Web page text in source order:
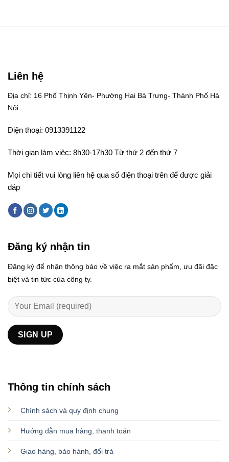
Liên hệ
Địa chỉ: 16 Phố Thịnh Yên- Phường Hai Bà Trưng- Thành Phố Hà
Nội.
Điện thoại: 0913391122
Thời gian làm việc: 8h30-17h30 Từ thứ 2 đến thứ 7
Mọi chi tiết vui lòng liên hệ qua số điện thoại trên để được giải
đáp
Thông tin chính sách
Chính sách và quy định chung
Hướng dẫn mua hàng, thanh toán
Giao hàng, bảo hành, đổi trả
Đăng ký nhận tin
Đăng ký để nhận thông báo về việc ra mắt sản phẩm, ưu đãi đặc
biệt và tin tức của công ty.